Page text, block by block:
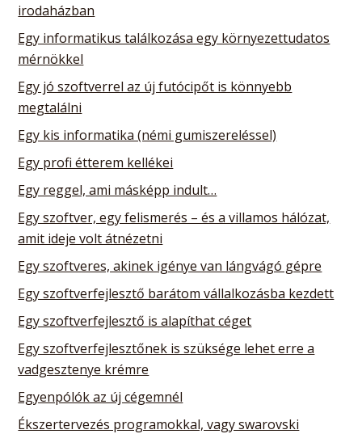
irodaházban
Egy informatikus találkozása egy környezettudatos
mérnökkel
Egy jó szoftverrel az új futócipőt is könnyebb
megtalálni
Egy kis informatika (némi gumiszereléssel)
Egy profi étterem kellékei
Egy reggel, ami másképp indult…
Egy szoftver, egy felismerés – és a villamos hálózat,
amit ideje volt átnézetni
Egy szoftveres, akinek igénye van lángvágó gépre
Egy szoftverfejlesztő barátom vállalkozásba kezdett
Egy szoftverfejlesztő is alapíthat céget
Egy szoftverfejlesztőnek is szüksége lehet erre a
vadgesztenye krémre
Egyenpólók az új cégemnél
Ékszertervezés programokkal, vagy swarovski